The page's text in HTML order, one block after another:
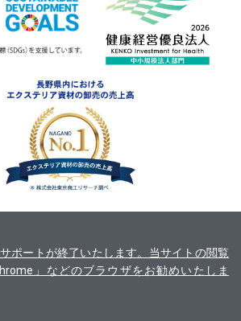
ポートが終了いたします。当サイトの閲覧
」などのブラウザをお勧めいたしま